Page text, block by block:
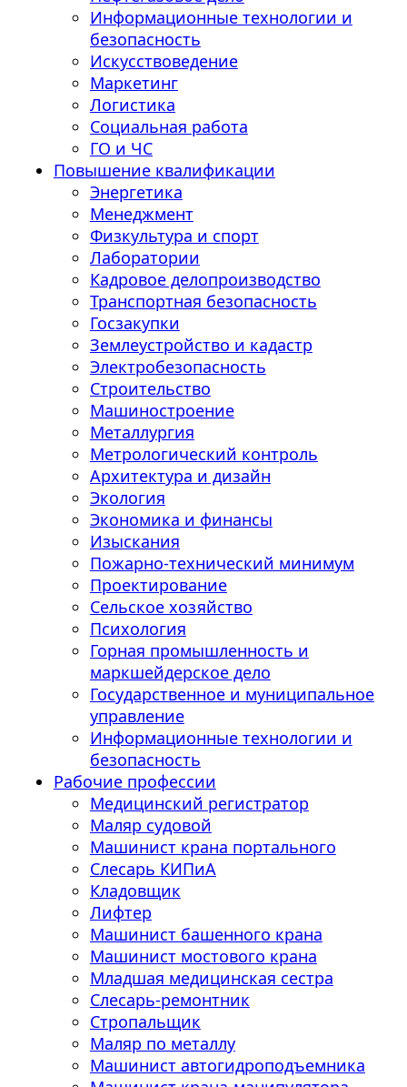
Информационные технологии и
безопасность
Искусствоведение
Маркетинг
Логистика
Социальная работа
ГО и ЧС
Повышение квалификации
Энергетика
Менеджмент
Физкультура и спорт
Лаборатории
Кадровое делопроизводство
Транспортная безопасность
Госзакупки
Землеустройство и кадастр
Электробезопасность
Строительство
Машиностроение
Металлургия
Метрологический контроль
Архитектура и дизайн
Экология
Экономика и финансы
Изыскания
Пожарно-технический минимум
Проектирование
Сельское хозяйство
Психология
Горная промышленность и
маркшейдерское дело
Государственное и муниципальное
управление
Информационные технологии и
безопасность
Рабочие профессии
Медицинский регистратор
Маляр судовой
Машинист крана портального
Слесарь КИПиА
Кладовщик
Лифтер
Машинист башенного крана
Машинист мостового крана
Младшая медицинская сестра
Слесарь-ремонтник
Стропальщик
Маляр по металлу
Машинист автогидроподъемника